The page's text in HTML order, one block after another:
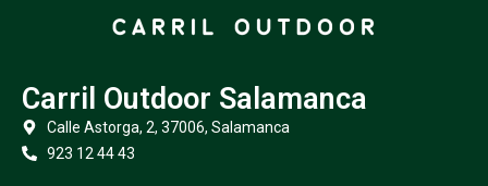
Carril Outdoor Salamanca
Calle Astorga, 2, 37006, Salamanca
923 12 44 43